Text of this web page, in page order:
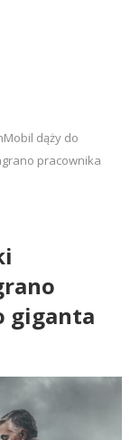
dąży do
pracownika
giganta